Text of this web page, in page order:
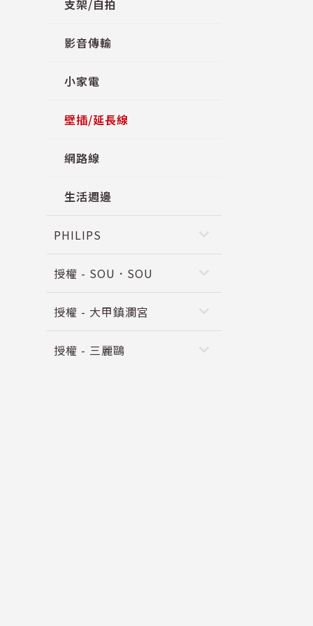
支架/自拍
影音傳輸
小家電
壁插/延長線
網路線
生活週邊
PHILIPS keyboard_arrow_down
授權 - SOU．SOU keyboard_arrow_down
授權 - 大甲鎮瀾宮 keyboard_arrow_down
授權 - 三麗鷗 keyboard_arrow_down